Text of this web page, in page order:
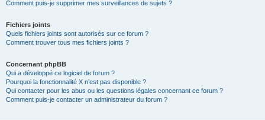
Comment puis-je supprimer mes surveillances de sujets ?
Fichiers joints
Quels fichiers joints sont autorisés sur ce forum ?
Comment trouver tous mes fichiers joints ?
Concernant phpBB
Qui a développé ce logiciel de forum ?
Pourquoi la fonctionnalité X n’est pas disponible ?
Qui contacter pour les abus ou les questions légales concernant ce forum ?
Comment puis-je contacter un administrateur du forum ?